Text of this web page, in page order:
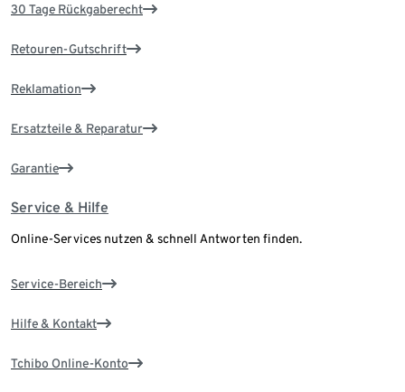
30 Tage Rückgaberecht
Retouren-Gutschrift
Reklamation
Ersatzteile & Reparatur
Garantie
Service & Hilfe
Online-Services nutzen & schnell Antworten finden.
Service-Bereich
Hilfe & Kontakt
Tchibo Online-Konto